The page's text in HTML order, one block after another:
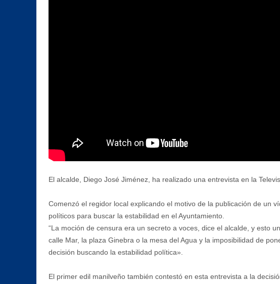
El alcalde, Diego José Jiménez, ha realizado una entrevista en la
Comenzó el regidor local explicando el motivo de la publicación de un
políticos para buscar la estabilidad en el Ayuntamiento.
“La moción de censura era un secreto a voces, dice el alcalde, y esto
calle Mar, la plaza Ginebra o la mesa del Agua y la imposibilidad de
decisión buscando la estabilidad política».
El primer edil manilveño también contestó en esta entrevista a la